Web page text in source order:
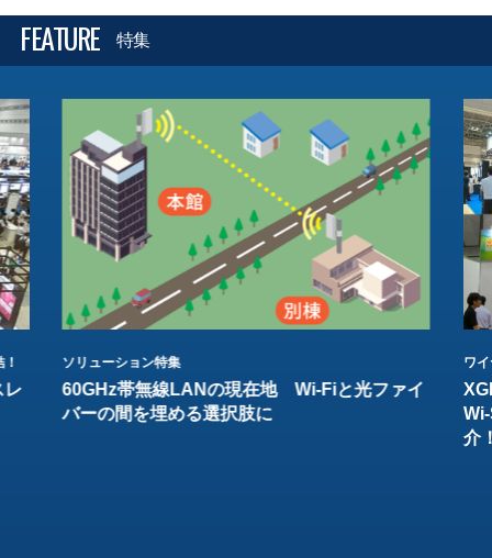
FEATURE 特集
レ
ソリューション特集
60GHz帯無線LANの現在地 Wi-Fiと光ファイ
バーの間を埋める選択肢に
ワ
介